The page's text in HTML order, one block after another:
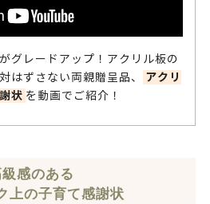
グレードアップ！アクリル板の
はずさない両親贈呈品、
アクリ
状 を動画でご紹介！
級感のある
上の子育て感謝状